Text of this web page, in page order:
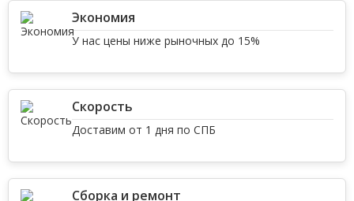
Экономия
У нас цены ниже рыночных до 15%
Скорость
Доставим от 1 дня по СПБ
Сборка и ремонт